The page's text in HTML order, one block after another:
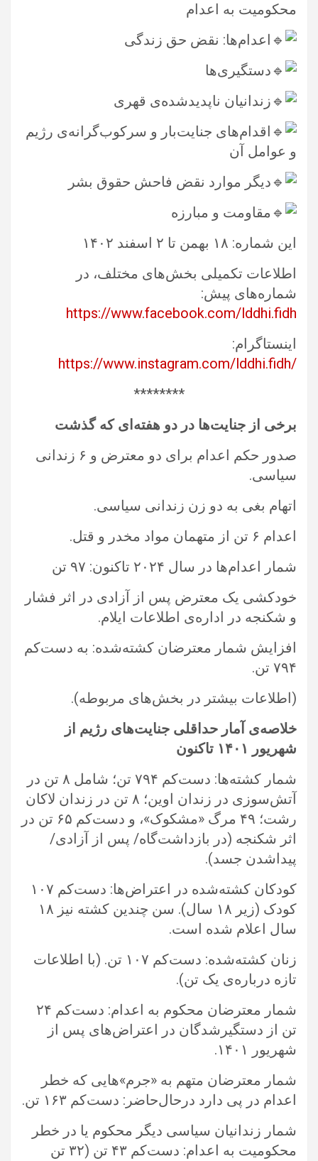
محکومیت به اعدام
اعدام‌ها: نقض حق زندگی
دستگیری‌ها ‏
زندانیان ناپدیدشده‌ی قهری
اقدام‌های جنایت‌بار و سرکوب‌گرانه‌ی رژیم
و عوامل آن
دیگر موارد نقض فاحش حقوق‎ ‎بشر ‏ ‏
مقاومت و مبارزه‌‏
این شماره: ۱۸ بهمن تا ۲ اسفند ۱۴۰۲ ‏
اطلاعات تکمیلی بخش‌های مختلف، در
شماره‌های پیش:
https://www.facebook.com/lddhi.fidh
اینستاگرام: ‏‎
https://www.instagram.com/lddhi.fidh/‎
‏********‏
برخی از جنایت‌ها در دو هفته‌ا‌ی که گذشت
صدور حکم اعدام برای دو معترض و ۶ زندانی
سیاسی.‏
اتهام بغی به دو زن زندانی سیاسی.‏
اعدام ۶ تن از متهمان مواد مخدر و قتل.‏
شمار اعدام‌ها در سال ۲۰۲۴ تاکنون: ۹۷ تن
خودکشی یک معترض پس از آزادی در اثر فشار
و شکنجه در اداره‌ی اطلاعات ایلام.‏
افزایش شمار معترضان کشته‌‌شده: به دست‌کم
۷۹۴ تن.‏
‏(اطلاعات بیشتر در بخش‌های مربوطه).‏
خلاصه‌ی آمار حداقلی ‏جنایت‌های رژیم از
شهریور ۱۴۰۱ تاکنون
شمار کشته‌ها: دست‌کم ۷۹۴ تن؛ شامل ۸ تن در
آتش‌سوزی در زندان اوین؛ ۸ تن در زندان لاکان
رشت؛ ۴۹ مرگ‌ «مشکوک»، و دست‌کم ‏‏۶۵ تن در
اثر شکنجه (در بازداشت‌گاه/ پس از آزادی/
پیداشدن جسد).‏
کودکان کشته‌شده در اعتراض‌ها: دست‌کم ۱۰۷
کودک (زیر ۱۸ سال). سن چندین کشته نیز ۱۸
سال اعلام شده است. ‏
زنان کشته‌شده: دست‌کم ۱۰۷ تن. (با اطلاعات
تازه درباره‌ی یک تن).‏
شمار معترضان محکوم به اعدام: دست‌کم ۲۴
تن از دستگیرشدگان در اعتراض‌های پس از
شهریور ۱۴۰۱.‏
شمار معترضان متهم به «جرم»هایی که خطر
اعدام در پی دارد درحال‌حاضر: دست‌کم ۱۶۳ تن.‏
شمار زندانیان سیاسی دیگر محکوم یا در خطر
محکومیت به اعدام: دست‌کم ۴۳ تن (۳۲ تن